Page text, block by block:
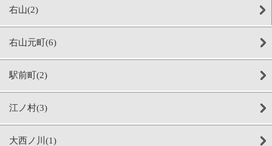
右山(2)
右山元町(6)
駅前町(2)
江ノ村(3)
大西ノ川(1)